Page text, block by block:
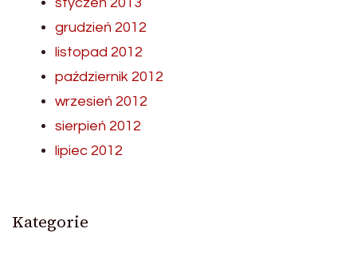
grudzień 2012
listopad 2012
październik 2012
wrzesień 2012
sierpień 2012
lipiec 2012
Kategorie